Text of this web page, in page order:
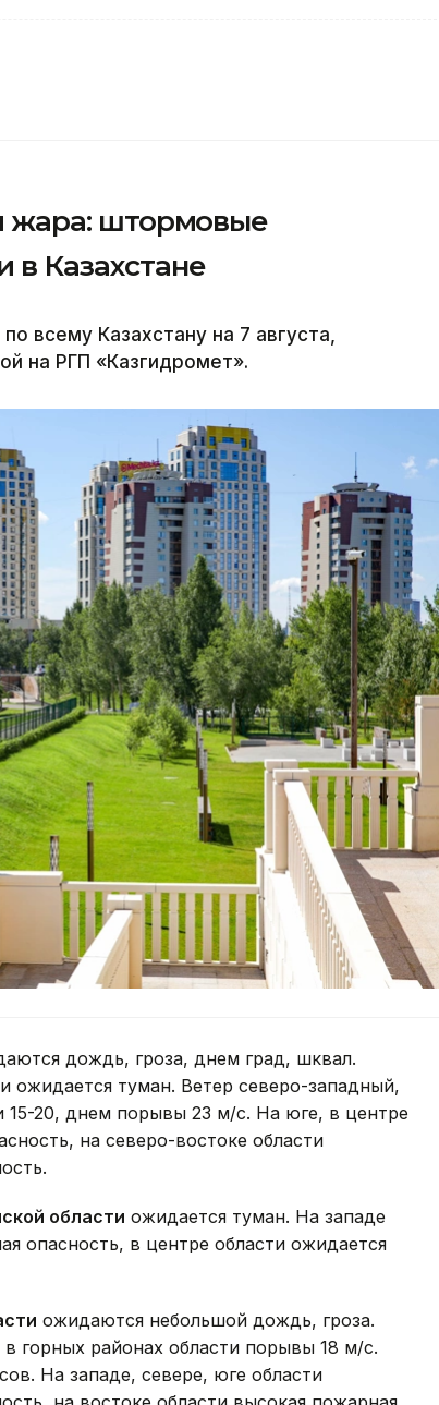
жара: штормовые
Казахстане
всему Казахстану на 7 августа,
на РГП «Казгидромет».
дождь, гроза, днем град, шквал.
ожидается туман. Ветер северо-западный,
15-20, днем порывы 23 м/с. На юге, в центре
на северо-востоке области
области ожидается туман. На западе
опасность, в центре области ожидается
ожидаются небольшой дождь, гроза.
горных районах области порывы 18 м/с.
На западе, севере, юге области